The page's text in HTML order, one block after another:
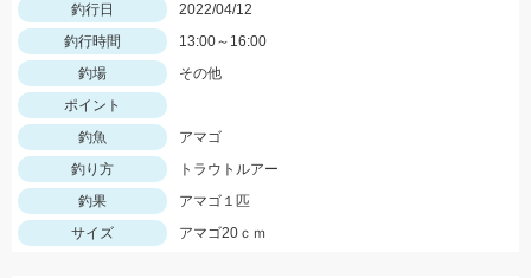
釣行日
2022/04/12
釣行時間
13:00～16:00
釣場
その他
ポイント
釣魚
アマゴ
釣り方
トラウトルアー
釣果
アマゴ１匹
サイズ
アマゴ20ｃｍ